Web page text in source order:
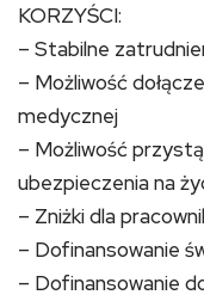
KORZYŚCI:
– Stabilne
– Możliwość
medycznej
– Możliwość
ubezpieczenia na
– Zniżki dla
– Dofinansowanie
– Dofinansowanie